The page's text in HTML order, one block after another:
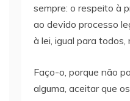
sempre: o respeito à
ao devido processo
à lei, igual para todos,
Faço-o, porque não
alguma, aceitar que